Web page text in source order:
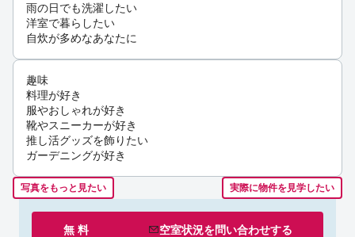
雨の日でも洗濯したい
洋室で暮らしたい
自炊が多めなあなたに
趣味
料理が好き
服やおしゃれが好き
靴やスニーカーが好き
推し活グッズを飾りたい
ガーデニングが好き
写真をもっと見たい 実際に物件を見学したい
無 料 空室状況を問い合わせする